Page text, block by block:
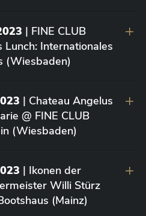
| FINE CLUB
Lunch: Internationales
(Wiesbaden)
| Chateau Angelus
@ FINE CLUB
(Wiesbaden)
| Ikonen der
Willi Stürz
(Mainz)